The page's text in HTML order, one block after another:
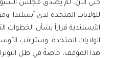
حتى الآن، لم يُصدّق مجلس
للولايات المتحدة لدى آيسلندا.
الآيسلندية قراراً بشأن الخطوات
الولايات المتحدة. وستراقب
هذا الموقف، خاصةً في ظل